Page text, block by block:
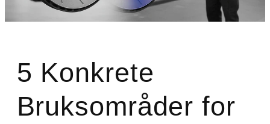
5 Konkrete
Bruksområder for